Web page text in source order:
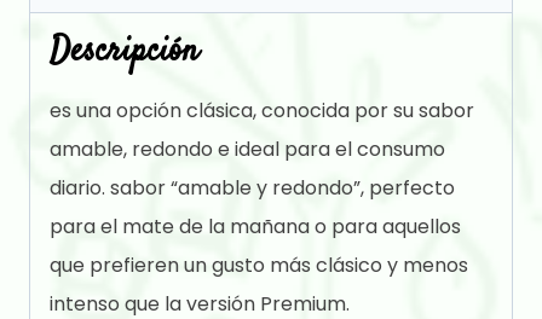
Descripción
es una opción clásica, conocida por su sabor
amable, redondo e ideal para el consumo
diario. sabor “amable y redondo”, perfecto
para el mate de la mañana o para aquellos
que prefieren un gusto más clásico y menos
intenso que la versión Premium.